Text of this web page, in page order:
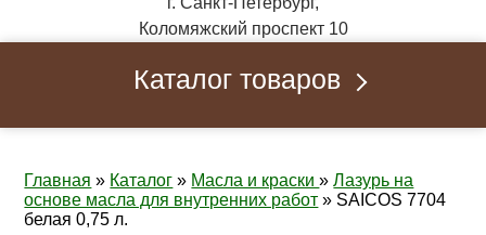
Коломяжский проспект 10
Каталог товаров
Главная » Каталог » Масла и краски»Лазурь на
основе масла для внутренних работ » SAICOS 7704
белая 0,75 л.